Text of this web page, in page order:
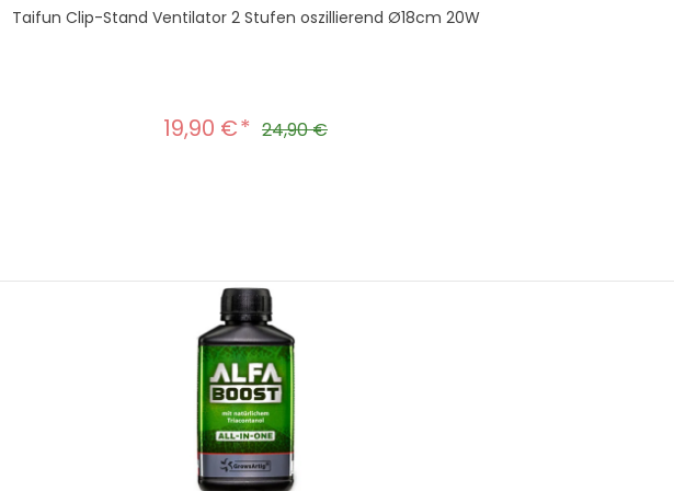
Taifun Clip-Stand Ventilator 2 Stufen oszillierend Ø18cm 20W
Verkaufspreis:
19,90 € Regulärer Preis:
24,90 €